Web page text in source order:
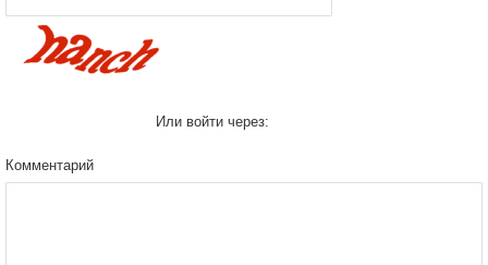
Или войти через:
Комментарий